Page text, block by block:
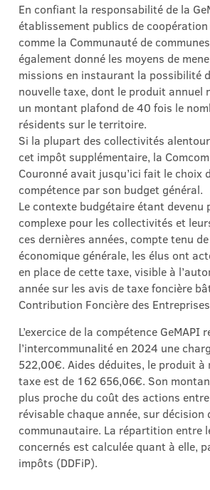
En confiant la responsabilité de la
établissement publics de
comme la Communauté de
également donné les moyens de
missions en instaurant la possibilité
nouvelle taxe, dont le produit annuel
un montant plafond de 40 fois le
résidents sur le territoire.
Si la plupart des collectivités
cet impôt supplémentaire, la
Couronné avait jusqu’ici fait le choix
compétence par son budget général.
Le contexte budgétaire étant devenu
complexe pour les collectivités et
ces dernières années, compte tenu
économique générale, les élus ont
en place de cette taxe, visible à
année sur les avis de taxe foncière
Contribution Foncière des
L’exercice de la compétence GeMAPI
l’intercommunalité en 2024 une
522,00€. Aides déduites, le produit à
taxe est de 162 656,06€. Son
plus proche du coût des actions
révisable chaque année, sur décision
communautaire. La répartition entre
concernés est calculée quant à elle,
impôts (DDFiP).